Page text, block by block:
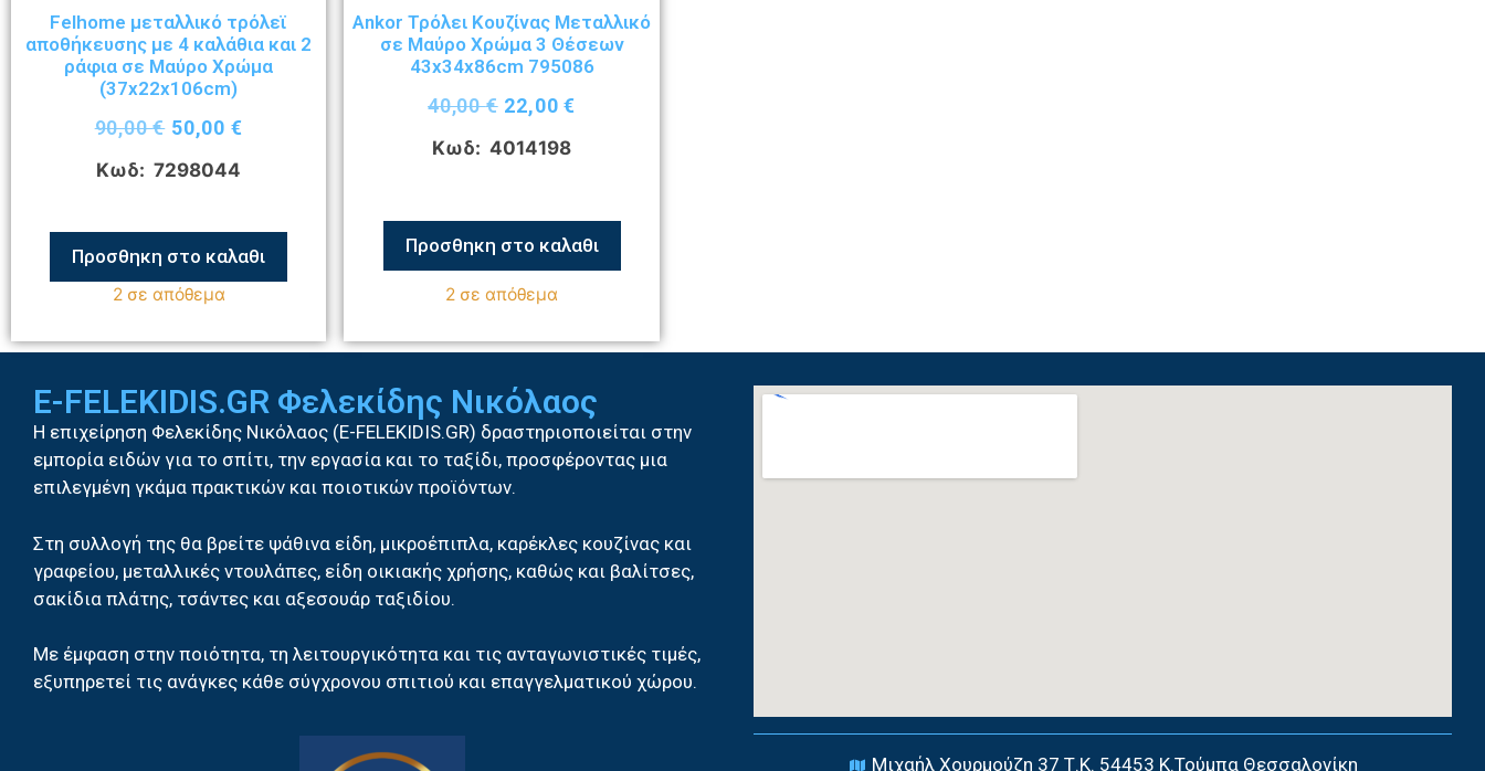
Felhome μεταλλικό τρόλεϊ
αποθήκευσης με 4 καλάθια και 2
ράφια σε Μαύρο Χρώμα
(37x22x106cm)
90,00€ 50,00 €
Κωδ: 7298044
Προσθηκη στο καλαθι
2 σε απόθεμα
Ankor Τρόλει Κουζίνας Μεταλλικό
σε Μαύρο Χρώμα 3 Θέσεων
43x34x86cm 795086
40,00€ 22,00€
Κωδ: 4014198
Προσθηκη στο καλαθι
2 σε απόθεμα
E-FELEKIDIS.GR Φελεκίδης Νικόλαος
Η επιχείρηση Φελεκίδης Νικόλαος (E-FELEKIDIS.GR) δραστηριοποιείται στην
εμπορία ειδών για το σπίτι, την εργασία και το ταξίδι, προσφέροντας μια
επιλεγμένη γκάμα πρακτικών και ποιοτικών προϊόντων.
Στη συλλογή της θα βρείτε ψάθινα είδη, μικροέπιπλα, καρέκλες κουζίνας και
γραφείου, μεταλλικές ντουλάπες, είδη οικιακής χρήσης, καθώς και βαλίτσες,
σακίδια πλάτης, τσάντες και αξεσουάρ ταξιδίου.
Με έμφαση στην ποιότητα, τη λειτουργικότητα και τις ανταγωνιστικές τιμές,
εξυπηρετεί τις ανάγκες κάθε σύγχρονου σπιτιού και επαγγελματικού χώρου.
Μιχαήλ Χουρμούζη 37 Τ.Κ. 54453 Κ.Τούμπα Θεσσαλονίκη